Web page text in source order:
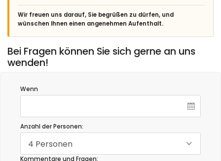
Wir freuen uns darauf, Sie begrüßen zu dürfen, und
wünschen Ihnen einen angenehmen Aufenthalt.
Bei Fragen können Sie sich gerne an uns
wenden!
Wenn
Anzahl der Personen:
4 Personen
Kommentare und Fragen: